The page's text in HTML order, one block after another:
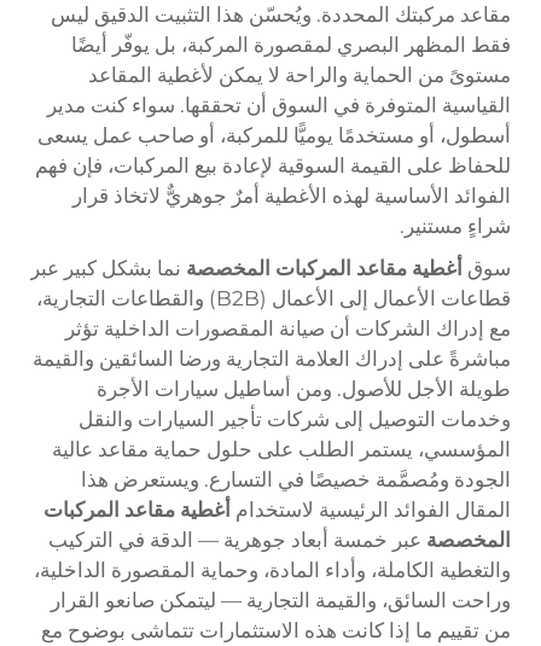
مقاعد مركبتك المحددة. ويُحسّن هذا التثبيت الدقيق ليس
فقط المظهر البصري لمقصورة المركبة، بل يوفّر أيضًا
مستوىً من الحماية والراحة لا يمكن لأغطية المقاعد
القياسية المتوفرة في السوق أن تحققها. سواء كنت مدير
أسطول، أو مستخدمًا يوميًّا للمركبة، أو صاحب عمل يسعى
للحفاظ على القيمة السوقية لإعادة بيع المركبات، فإن فهم
الفوائد الأساسية لهذه الأغطية أمرٌ جوهريٌّ لاتخاذ قرار
شراءٍ مستنير.
سوق أغطية مقاعد المركبات المخصصة نما بشكل كبير عبر
قطاعات الأعمال إلى الأعمال (B2B) والقطاعات التجارية،
مع إدراك الشركات أن صيانة المقصورات الداخلية تؤثر
مباشرةً على إدراك العلامة التجارية ورضا السائقين والقيمة
طويلة الأجل للأصول. ومن أساطيل سيارات الأجرة
وخدمات التوصيل إلى شركات تأجير السيارات والنقل
المؤسسي، يستمر الطلب على حلول حماية مقاعد عالية
الجودة ومُصمَّمة خصيصًا في التسارع. ويستعرض هذا
المقال الفوائد الرئيسية لاستخدام أغطية مقاعد المركبات
المخصصة عبر خمسة أبعاد جوهرية — الدقة في التركيب
والتغطية الكاملة، وأداء المادة، وحماية المقصورة الداخلية،
وراحت السائق، والقيمة التجارية — ليتمكن صانعو القرار
من تقييم ما إذا كانت هذه الاستثمارات تتماشى بوضوح مع